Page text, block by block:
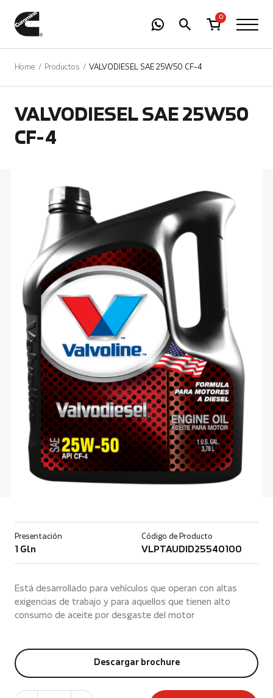
0
Home Productos VALVODIESEL SAE 25W50 CF-4
VALVODIESEL SAE 25W50
CF-4
Presentación
1 Gln
Código de Producto
VLPTAUDID25540100
Está desarrollado para vehículos que operan con altas
exigencias de trabajo y para aquellos que tienen alto
consumo de aceite por desgaste del motor
Descargar brochure